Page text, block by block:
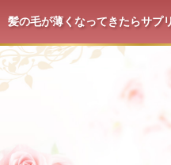
髪の毛が薄くなってきたらサプ